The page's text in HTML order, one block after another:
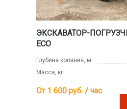
ЭКСКАВАТОР-
ECO
Глубина копания, м:
Масса, кг:
От 1 600 руб. / час